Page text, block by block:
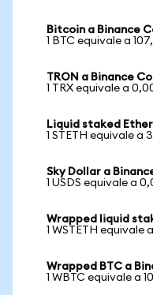
Bitcoin a Binance
1 BTC equivale a
TRON a Binance
1 TRX equivale a
Liquid staked
1 STETH equivale a
Sky Dollar a
1 USDS equivale a
Wrapped liquid
1 WSTETH equivale
Wrapped BTC a
1 WBTC equivale a